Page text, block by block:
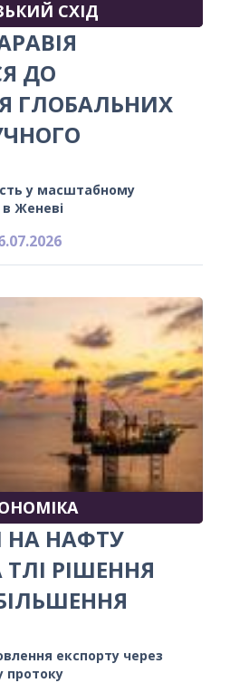
СХІД
ДО
ГЛОБАЛЬНИХ
у масштабному
Женеві
НА НАФТУ
РІШЕННЯ
експорту через
протоку